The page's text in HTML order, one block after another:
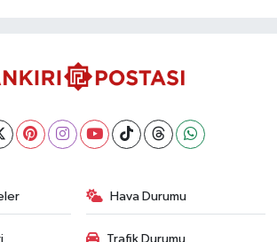
Hava Durumu
Trafik Durumu